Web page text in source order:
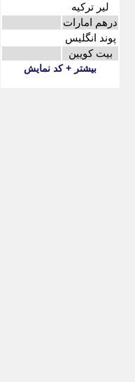
لیر ترکیه
درهم امارات
پوند انگلیس
بیت کویین
بیشتر + کد نمایش